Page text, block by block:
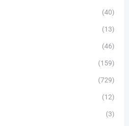
(40)
(13)
(46)
(159)
(729)
(12)
(3)